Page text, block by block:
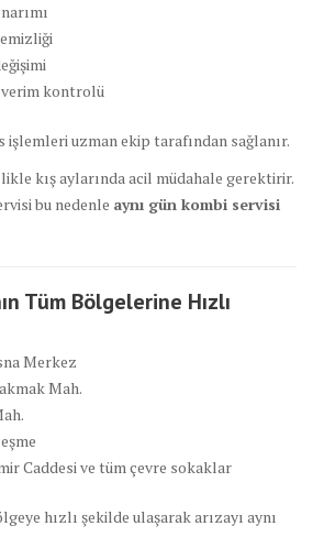
verim kontrolü
uzman ekip tarafından sağlanır.
kış aylarında acil müdahale gerektirir.
bu nedenle aynı gün kombi servisi
Tüm Bölgelerine Hızlı
Merkez
Mah.
Caddesi ve tüm çevre sokaklar
hızlı şekilde ulaşarak arızayı aynı